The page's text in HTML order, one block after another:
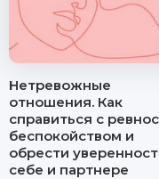
Нетревожные
отношения. Как
справиться с
беспокойством и
обрести
себе и партнере